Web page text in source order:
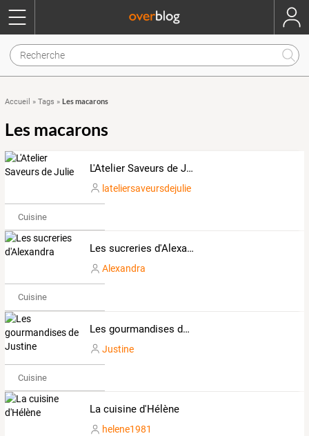
Accueil » Tags » Les macarons
Les macarons
L'Atelier Saveurs de Julie
lateliersaveursdejulie
Cuisine
Les sucreries d'Alexandra
Alexandra
Cuisine
Les gourmandises de Justine
Justine
Cuisine
La cuisine d'Hélène
helene1981